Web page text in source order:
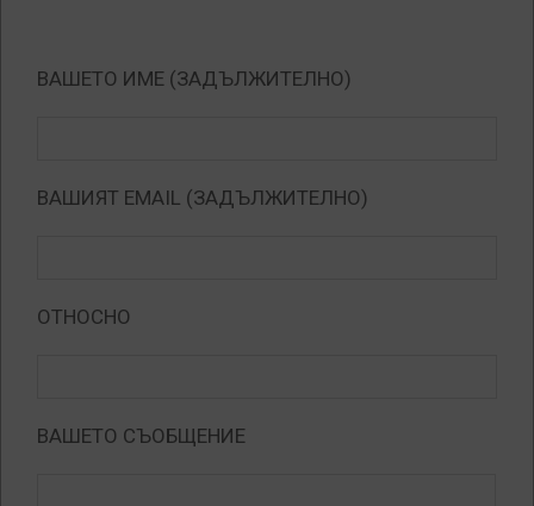
ВАШЕТО ИМЕ (ЗАДЪЛЖИТЕЛНО)
ВАШИЯТ EMAIL (ЗАДЪЛЖИТЕЛНО)
ОТНОСНО
ВАШЕТО СЪОБЩЕНИЕ